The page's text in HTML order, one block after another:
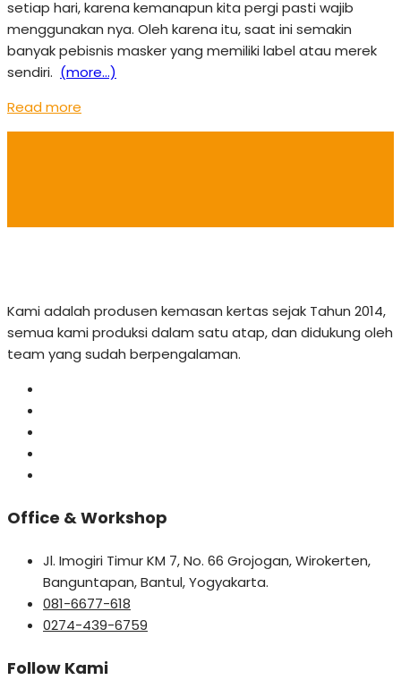
setiap hari, karena kemanapun kita pergi pasti wajib
menggunakan nya. Oleh karena itu, saat ini semakin
banyak pebisnis masker yang memiliki label atau merek
sendiri. (more…)
Read more
Kami adalah produsen kemasan kertas sejak Tahun 2014,
semua kami produksi dalam satu atap, dan didukung oleh
team yang sudah berpengalaman.
Office & Workshop
Jl. Imogiri Timur KM 7, No. 66 Grojogan, Wirokerten,
Banguntapan, Bantul, Yogyakarta.
081-6677-618
0274-439-6759
Follow Kami